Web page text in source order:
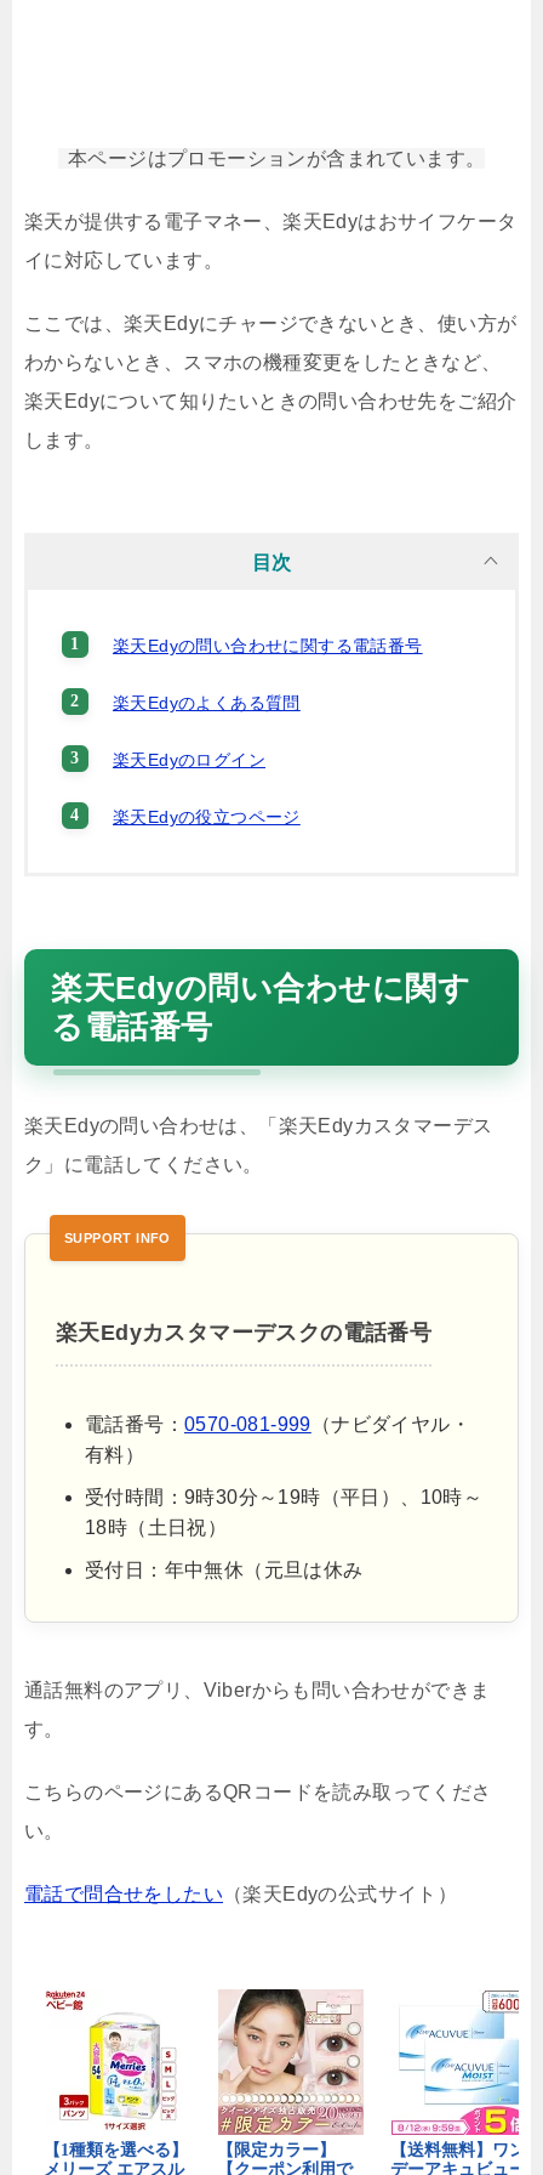
本ページはプロモーションが含まれています。
楽天が提供する電子マネー、楽天Edyはおサイフケータ
イに対応しています。
ここでは、楽天Edyにチャージできないとき、使い方が
わからないとき、スマホの機種変更をしたときなど、
楽天Edyについて知りたいときの問い合わせ先をご紹介
します。
目次
楽天Edyの問い合わせに関する電話番号
楽天Edyのよくある質問
楽天Edyのログイン
楽天Edyの役立つページ
楽天Edyの問い合わせに関す
る電話番号
楽天Edyの問い合わせは、「楽天Edyカスタマーデス
ク」に電話してください。
楽天Edyカスタマーデスクの電話番号
電話番号： 0570-081-999 （ナビダイヤル・
有料）
受付時間：9時30分～19時（平日）、10時～
18時（土日祝）
受付日：年中無休（元旦は休み
通話無料のアプリ、Viberからも問い合わせができま
す。
こちらのページにあるQRコードを読み取ってくださ
い。
電話で問合せをしたい （楽天Edyの公式サイト）